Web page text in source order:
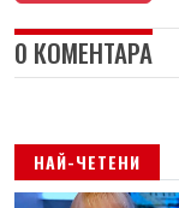
0 КОМЕНТАРА
НАЙ-ЧЕТЕНИ